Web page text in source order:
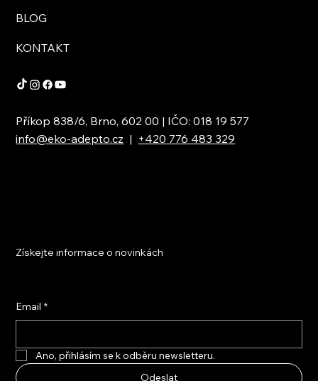
BLOG
KONTAKT
Příkop 838/6, Brno, 602 00 | IČO: 018 19 577
info@eko-adepto.cz | +420 776 483 329
Získejte informace o novinkách
Email *
Ano, přihlásím se k odběru newsletteru.
Odeslat